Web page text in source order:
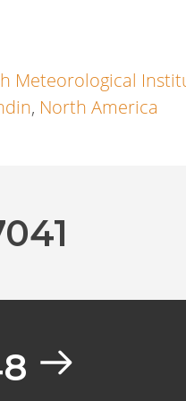
Meteorological
, North America